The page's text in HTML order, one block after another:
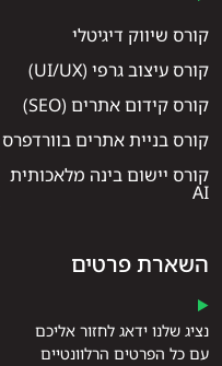
קורס שיווק דיגיטלי
קורס עיצוב גרפי (UI/UX)
קורס קידום אתרים (SEO)
קורס בניית אתרים בוורדפרס
קורס יישום בינה מלאכותית
AI
השארת פרטים
נציג שלנו ידאג לחזור אליכם
עם כל הפרטים הרלוונטיים